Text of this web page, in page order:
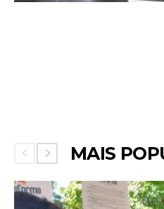
MAIS